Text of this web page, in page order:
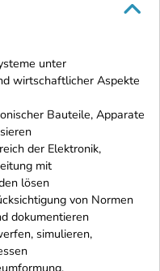
unter
wirtschaftlicher Aspekte
Bauteile, Apparate
der Elektronik,
mit
lösen
von Normen
dokumentieren
simulieren,